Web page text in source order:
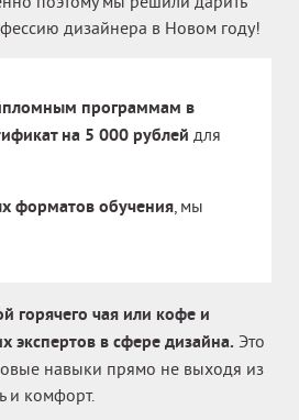
дизайнера в Новом году!
программам в
на 5 000 рублей для
форматов обучения, мы
горячего чая или кофе и
экспертов в сфере дизайна. Это
навыки прямо не выходя из
и комфорт.